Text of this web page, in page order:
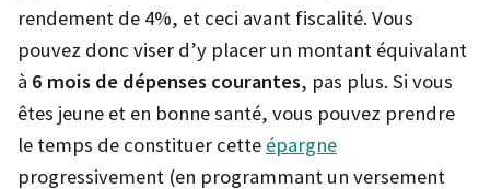
rendement de 4%, et ceci avant fiscalité. Vous
pouvez donc viser d’y placer un montant équivalant
à 6 mois de dépenses courantes, pas plus. Si vous
êtes jeune et en bonne santé, vous pouvez prendre
le temps de constituer cette épargne
progressivement (en programmant un versement